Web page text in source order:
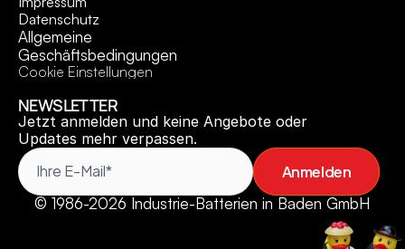
Datenschutz
Allgemeine
Geschäftsbedingungen
Cookie Einstellungen
NEWSLETTER
Jetzt anmelden und keine Angebote oder
Updates mehr verpassen.
Anmelden
© 1986-2026 Industrie-Batterien in Baden GmbH